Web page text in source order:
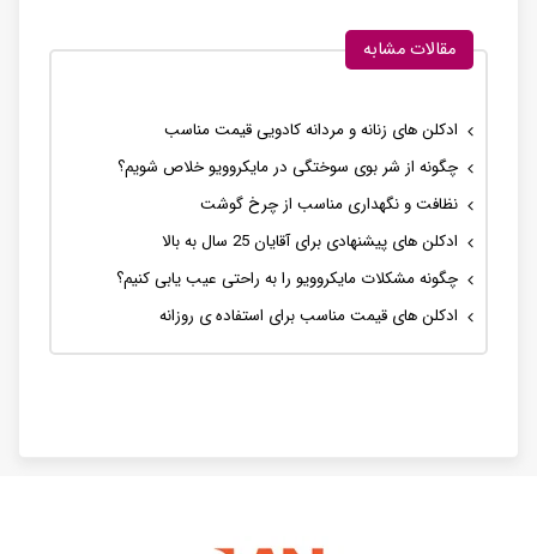
مقالات مشابه
ادکلن های زنانه و مردانه کادویی قیمت مناسب
چگونه از شر بوی سوختگی در مایکروویو خلاص شویم؟
نظافت و نگهداری مناسب از چرخ گوشت
ادکلن های پیشنهادی برای آقایان 25 سال به بالا
چگونه مشکلات مایکروویو را به راحتی عیب یابی کنیم؟
ادکلن های قیمت مناسب برای استفاده ی روزانه